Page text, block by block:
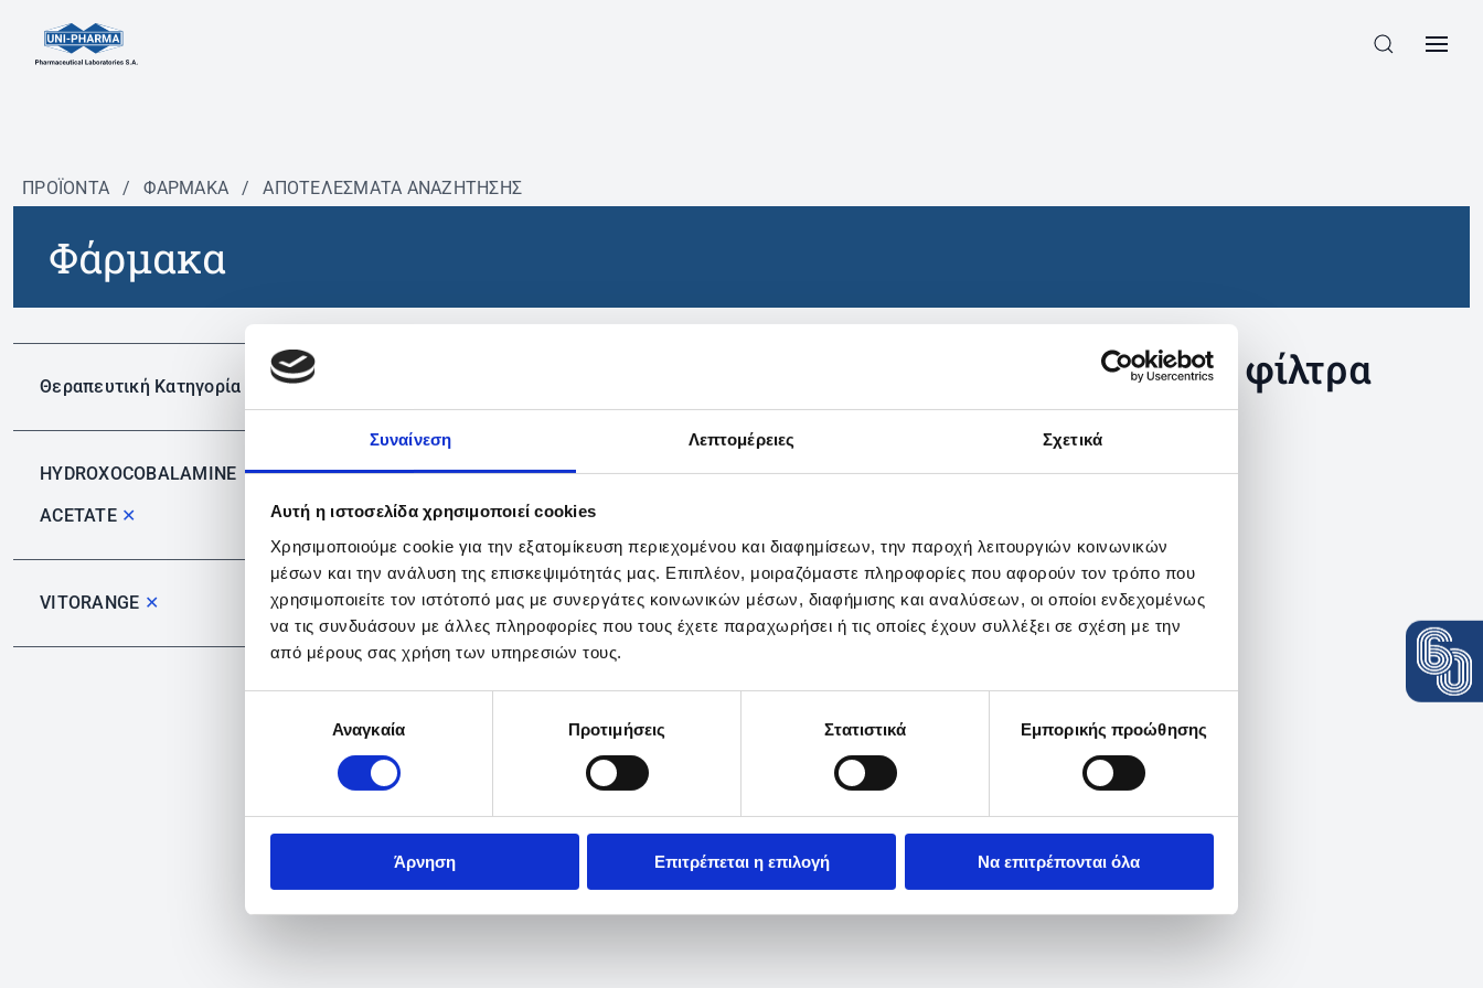
Συναίνεση Λεπτομέρειες Σχετικά
Αυτή η ιστοσελίδα χρησιμοποιεί cookies
Χρησιμοποιούμε cookie για την εξατομίκευση περιεχομένου και διαφημίσεων, την παροχή λειτουργιών κοινωνικών
μέσων και την ανάλυση της επισκεψιμότητάς μας. Επιπλέον, μοιραζόμαστε πληροφορίες που αφορούν τον τρόπο που
χρησιμοποιείτε τον ιστότοπό μας με συνεργάτες κοινωνικών μέσων, διαφήμισης και αναλύσεων, οι οποίοι ενδεχομένως
να τις συνδυάσουν με άλλες πληροφορίες που τους έχετε παραχωρήσει ή τις οποίες έχουν συλλέξει σε σχέση με την
από μέρους σας χρήση των υπηρεσιών τους.
συγκατάθεσηςΑναγκαία Προτιμήσεις Στατιστικά Εμπορικής προώθησης
Άρνηση Επιτρέπεται η επιλογή Να επιτρέπονται όλα
ΠΡΟΪΟΝΤΑ / ΦΆΡΜΑΚΑ / ΑΠΟΤΕΛΕΣΜΑΤΑ ΑΝΑΖΗΤΗΣΗΣ
Φάρμακα
Θεραπευτική Κατηγορία
HYDROXOCOBALAMINE
ACETATE ✕
VITORANGE ✕
Δεν βρέθηκαν προϊόντα με τα συγκεκριμένα φίλτρα